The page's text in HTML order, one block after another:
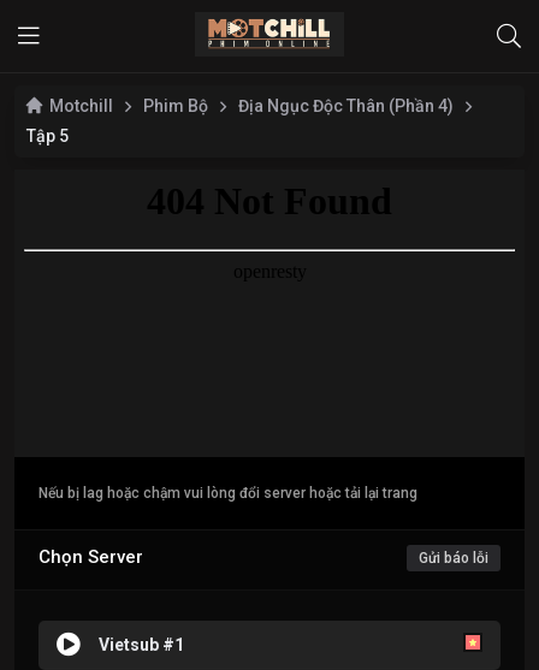
Motchill Phim Bộ
Địa Ngục Độc Thân (Phần 4)
Tập 5
Nếu bị lag hoặc chậm vui lòng đổi server hoặc tải lại trang
Chọn Server Gửi báo lỗi
Vietsub #1